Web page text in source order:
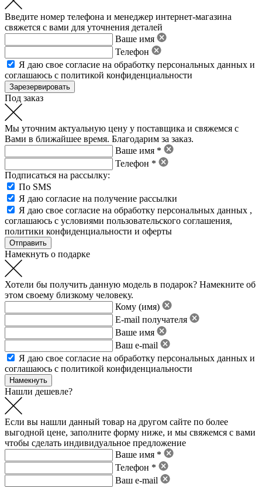
Введите номер телефона и менеджер интернет-магазина
свяжется с вами для уточнения деталей
Ваше имя
Телефон
Я даю свое согласие на обработку персональных данных и
соглашаюсь с политикой конфиденциальности
Под заказ
Мы уточним актуальную цену у поставщика и свяжемся с
Вами в ближайшее время. Благодарим за заказ.
Ваше имя *
Телефон *
Подписаться на рассылку:
По SMS
Я даю согласие на получение рассылки
Я даю свое согласие на обработку персональных данных ,
соглашаюсь с условиями пользовательского соглашения,
политики конфиденциальности и оферты
Намекнуть о подарке
Хотели бы получить данную модель в подарок? Намекните об
этом своему близкому человеку.
Кому (имя)
E-mail получателя
Ваше имя
Ваш e-mail
Я даю свое согласие на обработку персональных данных и
соглашаюсь с политикой конфиденциальности
Нашли дешевле?
Если вы нашли данный товар на другом сайте по более
выгодной цене, заполните форму ниже, и мы свяжемся с вами
чтобы сделать индивидуальное предложение
Ваше имя *
Телефон *
Ваш e-mail